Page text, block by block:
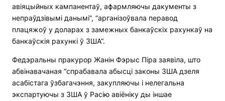
авіяцыйных кампанентаў, афармляючы дакументы з
непраўдзівымі данымі”, “арганізоўвала перавод
плацяжоў у доларах з замежных банкаўскіх рахункаў на
банкаўскія рахункі ў ЗША”.
Федэральны пракурор Жанін Фэрыс Піра заявіла, што
абвінавачаная “спрабавала абысці законы ЗША дзеля
асабістага ўзбагачэння, закупляючы і нелегальна
экспартуючы з ЗША ў Расію авіёніку ды іншае